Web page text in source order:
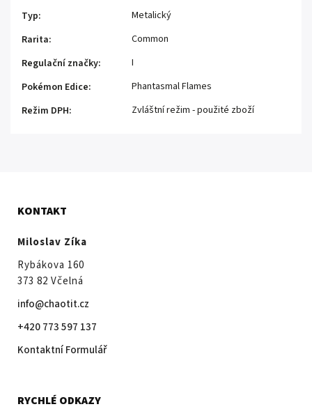
Typ:
Metalický
Rarita:
Common
Regulační značky:
I
Pokémon Edice:
Phantasmal Flames
Režim DPH: Zvláštní režim - použité zboží
KONTAKT
Miloslav Zíka
Rybákova 160
373 82 Včelná
info@chaotit.cz
+420 773 597 137
Kontaktní Formulář
RYCHLÉ ODKAZY